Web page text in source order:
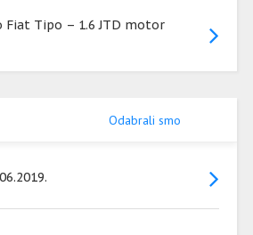
Fiat Tipo – 1.6 JTD motor
Odabrali smo